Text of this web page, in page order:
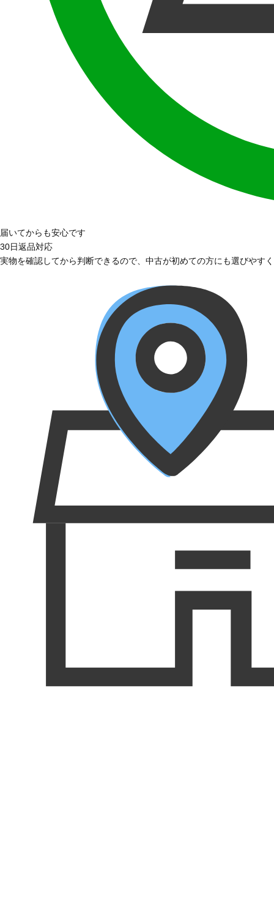
届いてからも安心です
30日返品対応
実物を確認してから判断できるので、中古が初めての方にも選びやす